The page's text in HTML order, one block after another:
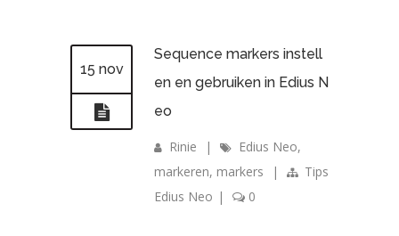
15 nov
Sequence markers instell
en en gebruiken in Edius N
eo
Rinie | Edius Neo,
markeren, markers |
Tips
Edius Neo | 0